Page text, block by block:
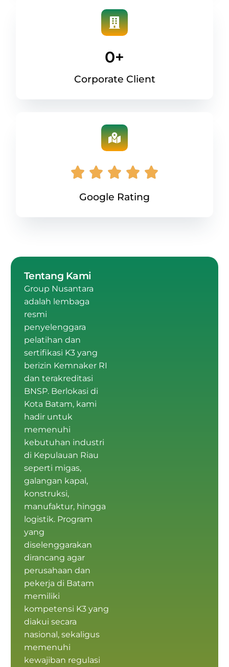
0+
Corporate Client
Google Rating
Tentang Kami
Group Nusantara
adalah lembaga
resmi
penyelenggara
pelatihan dan
sertifikasi K3 yang
berizin Kemnaker RI
dan terakreditasi
BNSP. Berlokasi di
Kota Batam, kami
hadir untuk
memenuhi
kebutuhan industri
di Kepulauan Riau
seperti migas,
galangan kapal,
konstruksi,
manufaktur, hingga
logistik. Program
yang
diselenggarakan
dirancang agar
perusahaan dan
pekerja di Batam
memiliki
kompetensi K3 yang
diakui secara
nasional, sekaligus
memenuhi
kewajiban regulasi